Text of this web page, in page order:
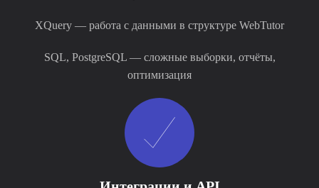
XQuery — работа с данными в структуре WebTutor
SQL, PostgreSQL — сложные выборки, отчёты,
оптимизация